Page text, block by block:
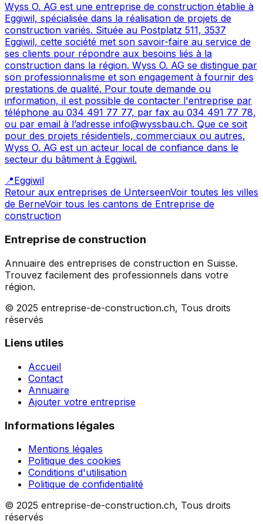
Wyss O. AG est une entreprise de construction établie à
Eggiwil, spécialisée dans la réalisation de projets de
construction variés. Située au Postplatz 511, 3537
Eggiwil, cette société met son savoir-faire au service de
ses clients pour répondre aux besoins liés à la
construction dans la région. Wyss O. AG se distingue par
son professionnalisme et son engagement à fournir des
prestations de qualité. Pour toute demande ou
information, il est possible de contacter l'entreprise par
téléphone au 034 491 77 77, par fax au 034 491 77 78,
ou par email à l’adresse info@wyssbau.ch. Que ce soit
pour des projets résidentiels, commerciaux ou autres,
Wyss O. AG est un acteur local de confiance dans le
secteur du bâtiment à Eggiwil.
📍Eggiwil
Retour aux entreprises de UnterseenVoir toutes les villes
de BerneVoir tous les cantons de Entreprise de
construction
Entreprise de construction
Annuaire des entreprises de construction en Suisse.
Trouvez facilement des professionnels dans votre
région.
© 2025 entreprise-de-construction.ch, Tous droits
réservés
Liens utiles
Accueil
Contact
Annuaire
Ajouter votre entreprise
Informations légales
Mentions légales
Politique des cookies
Conditions d'utilisation
Politique de confidentialité
© 2025 entreprise-de-construction.ch, Tous droits
réservés